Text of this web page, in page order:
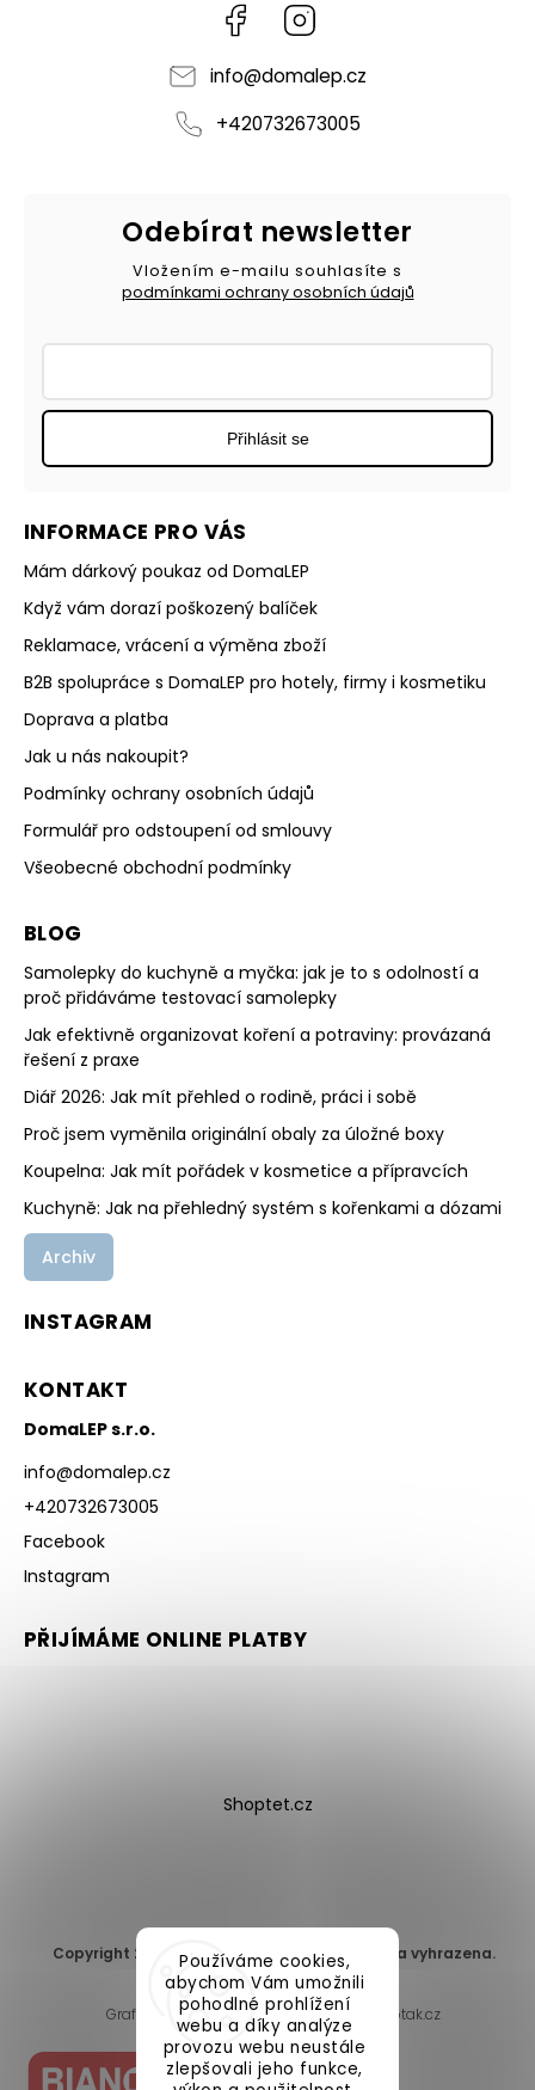
Používáme cookies,
abychom Vám umožnili
pohodlné prohlížení
webu a díky analýze
provozu webu neustále
zlepšovali jeho funkce,
Facebook
info@domalep.cz
+420732673005
INFORMACE PRO VÁS
Mám dárkový poukaz od DomaLEP
Když vám dorazí poškozený balíček
Reklamace, vrácení a výměna zboží
B2B spolupráce s DomaLEP pro hotely, firmy i kosmetiku
Doprava a platba
Jak u nás nakoupit?
Podmínky ochrany osobních údajů
Formulář pro odstoupení od smlouvy
Všeobecné obchodní podmínky
BLOG
Samolepky do kuchyně a myčka: jak je to s odolností a
proč přidáváme testovací samolepky
Jak efektivně organizovat koření a potraviny: provázaná
řešení z praxe
Diář 2026: Jak mít přehled o rodině, práci i sobě
Proč jsem vyměnila originální obaly za úložné boxy
Koupelna: Jak mít pořádek v kosmetice a přípravcích
Kuchyně: Jak na přehledný systém s kořenkami a dózami
Archiv
Odebírat newsletter
Vložením e-mailu souhlasíte s
podmínkami ochrany osobních údajů
Přihlásit se
INSTAGRAM
KONTAKT
DomaLEP s.r.o.
info@domalep.cz
+420732673005
Facebook
Instagram
PŘIJÍMÁME ONLINE PLATBY
Shoptet.cz
Copyright 2026 DomaLEP s.r.o. . Všechna práva vyhrazena.
Upravit nastavení cookies
Grafický návrh vytvořil a nakódoval
Shoptak.cz